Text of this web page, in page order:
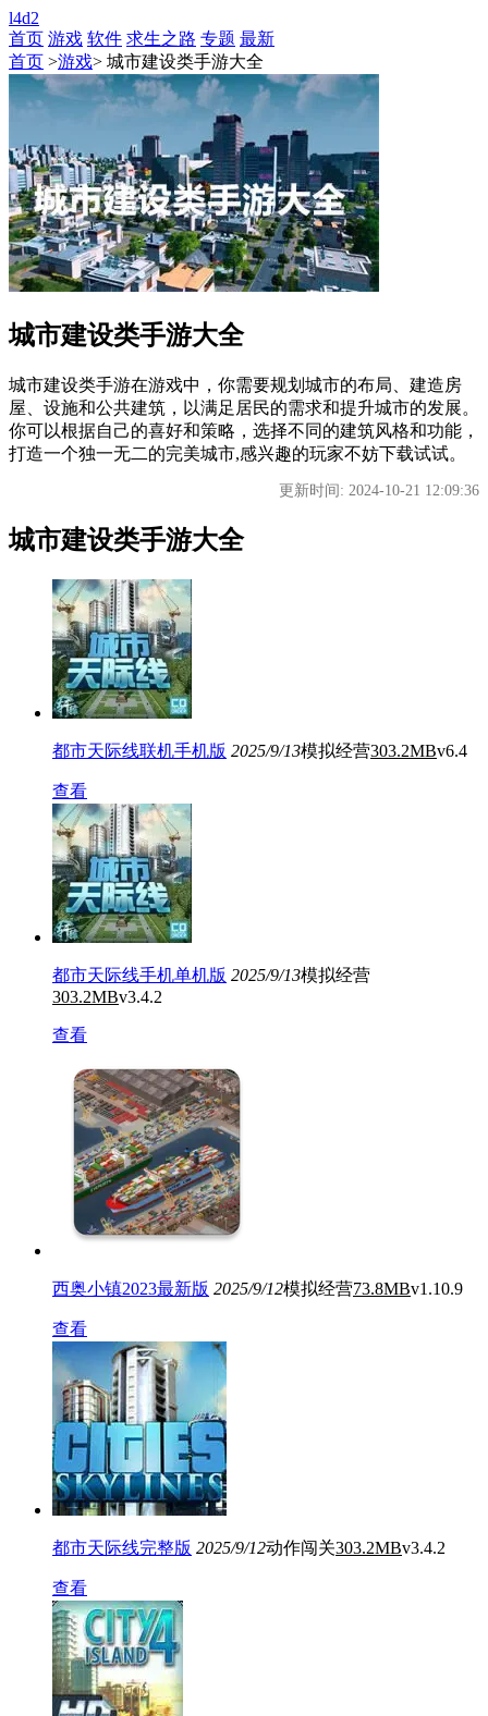
l4d2
首页 游戏 软件 求生之路 专题 最新
首页 >游戏> 城市建设类手游大全
城市建设类手游大全
城市建设类手游在游戏中，你需要规划城市的布局、建造房
屋、设施和公共建筑，以满足居民的需求和提升城市的发展。
你可以根据自己的喜好和策略，选择不同的建筑风格和功能，
打造一个独一无二的完美城市,感兴趣的玩家不妨下载试试。
更新时间: 2024-10-21 12:09:36
城市建设类手游大全
都市天际线联机手机版 2025/9/13模拟经营303.2MBv6.4
查看
都市天际线手机单机版 2025/9/13模拟经营
303.2MBv3.4.2
查看
西奥小镇2023最新版 2025/9/12模拟经营73.8MBv1.10.9
查看
都市天际线完整版 2025/9/12动作闯关303.2MBv3.4.2
查看